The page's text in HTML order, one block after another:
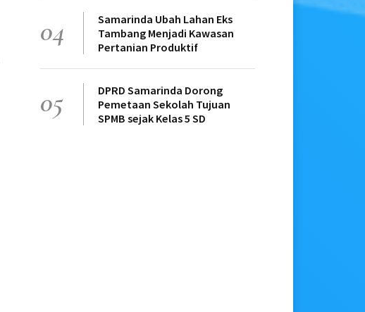
04
Samarinda Ubah Lahan Eks
Tambang Menjadi Kawasan
Pertanian Produktif
05
DPRD Samarinda Dorong
Pemetaan Sekolah Tujuan
SPMB sejak Kelas 5 SD